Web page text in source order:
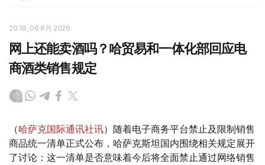
20:18, 06 8月 2026
网上还能卖酒吗？哈贸易和一体化部回应电
商酒类销售规定
（哈萨克国际通讯社讯）随着电子商务平台禁止及限制销售
商品统一清单正式公布，哈萨克斯坦国内围绕相关规定展开
了讨论：这一清单是否意味着今后将全面禁止通过网络销售